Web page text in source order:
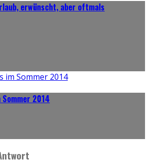
erwünscht, aber oftmals
2014